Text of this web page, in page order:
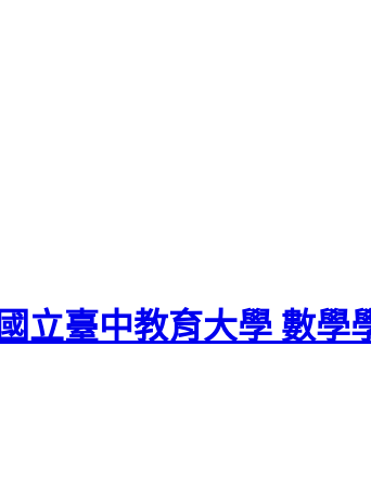
國立臺中教育大學 數學